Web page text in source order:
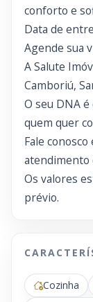
conforto e
Data de
Agende sua
A Salute
Camboriú,
O seu DNA
quem quer
Fale
atendimento
Os valores
prévio.
Cozinha